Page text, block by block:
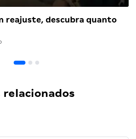
reajuste, descubra quanto